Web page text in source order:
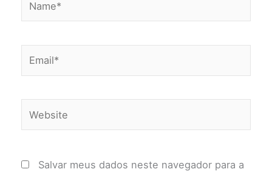
Salvar meus dados neste navegador para a